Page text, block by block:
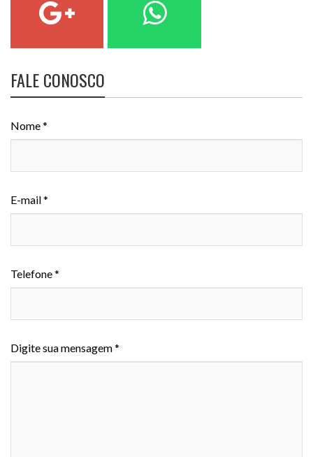
FALE CONOSCO
Nome *
E-mail *
Telefone *
Digite sua mensagem *